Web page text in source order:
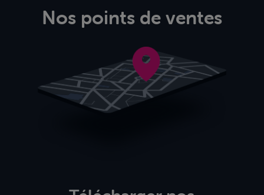
Nos points de ventes